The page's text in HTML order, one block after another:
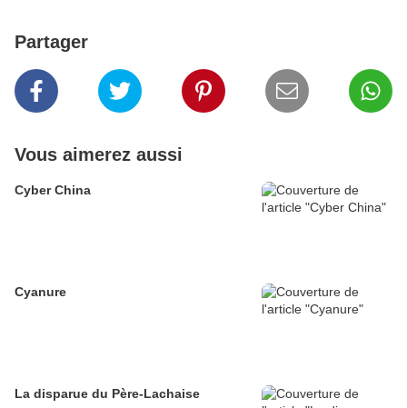
Partager
Vous aimerez aussi
Cyber China
Cyanure
La disparue du Père-Lachaise